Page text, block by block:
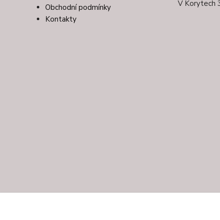
Obchodní podmínky
Kontakty
V Korytech